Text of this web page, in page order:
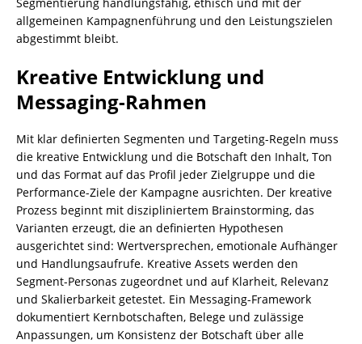
Segmentierung handlungsfähig, ethisch und mit der
allgemeinen Kampagnenführung und den Leistungszielen
abgestimmt bleibt.
Kreative Entwicklung und
Messaging-Rahmen
Mit klar definierten Segmenten und Targeting-Regeln muss
die kreative Entwicklung und die Botschaft den Inhalt, Ton
und das Format auf das Profil jeder Zielgruppe und die
Performance-Ziele der Kampagne ausrichten. Der kreative
Prozess beginnt mit diszipliniertem Brainstorming, das
Varianten erzeugt, die an definierten Hypothesen
ausgerichtet sind: Wertversprechen, emotionale Aufhänger
und Handlungsaufrufe. Kreative Assets werden den
Segment-Personas zugeordnet und auf Klarheit, Relevanz
und Skalierbarkeit getestet. Ein Messaging-Framework
dokumentiert Kernbotschaften, Belege und zulässige
Anpassungen, um Konsistenz der Botschaft über alle